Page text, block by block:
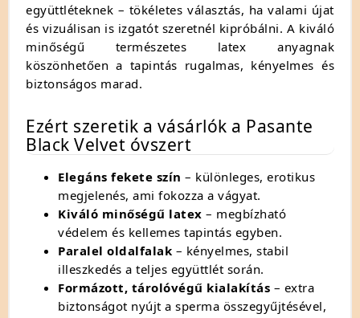
együttléteknek – tökéletes választás, ha valami újat
és vizuálisan is izgatót szeretnél kipróbálni. A kiváló
minőségű természetes latex anyagnak
köszönhetően a tapintás rugalmas, kényelmes és
biztonságos marad.
Ezért szeretik a vásárlók a Pasante
Black Velvet óvszert
Elegáns fekete szín – különleges, erotikus
megjelenés, ami fokozza a vágyat.
Kiváló minőségű latex – megbízható
védelem és kellemes tapintás egyben.
Paralel oldalfalak – kényelmes, stabil
illeszkedés a teljes együttlét során.
Formázott, tárolóvégű kialakítás – extra
biztonságot nyújt a sperma összegyűjtésével,